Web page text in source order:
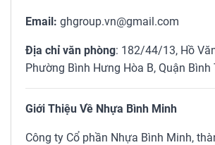
Email: ghgroup.vn@gmail.com
Địa chỉ văn phòng: 182/44/13, Hồ
Phường Bình Hưng Hòa B, Quận Bình
Giới Thiệu Về Nhựa Bình Minh
Công ty Cổ phần Nhựa Bình Minh,